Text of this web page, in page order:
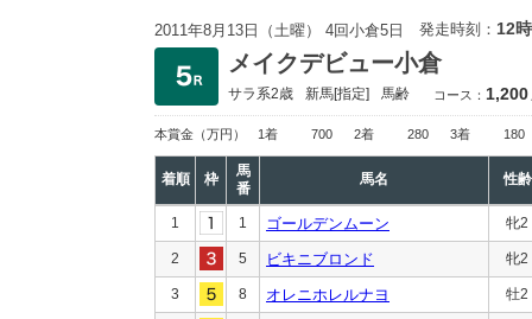
2011年8月13日（土曜） 4回小倉5日 発走時刻： 12
メイクデビュー小倉
サラ系2歳 新馬[指定] 馬齢 コース： 1,200
本賞金 （万円） 1着 700 2着 280 3着 180
着順 枠
馬
番
馬名 性齢
1 1 ゴールデンムーン 牝2
2 5 ビキニブロンド 牝2
3 8 オレニホレルナヨ 牡2